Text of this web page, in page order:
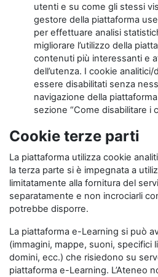
utenti e su come gli stessi
gestore della piattaforma
per effettuare analisi
migliorare l’utilizzo della
contenuti più interessanti e
dell’utenza. I cookie
essere disabilitati senza
navigazione della
sezione “Come disabilitare i
Cookie terze parti
La piattaforma utilizza cookie
la terza parte si è impegnata a
limitatamente alla fornitura del
separatamente e non incrociarli
potrebbe disporre.
La piattaforma e-Learning si può
(immagini, mappe, suoni, specifici
domini, ecc.) che risiedono su
piattaforma e-Learning. L’Ateneo